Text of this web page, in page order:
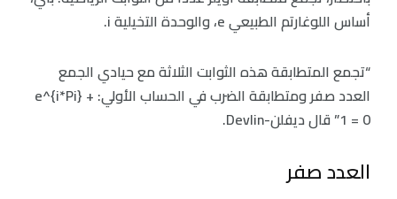
أساس اللوغارتم الطبيعي e، والوحدة التخيلية i.
“تجمع المتطابقة هذه الثوابت الثلاثة مع حيادي الجمع
العدد صفر ومتطابقة الضرب في الحساب الأولي: e^{i*Pi} +
1 = 0” قال ديفلن-Devlin.
العدد صفر